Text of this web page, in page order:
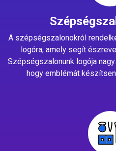
A szépségszalonokról
logóra, amely segít
Szépségszalonunk logója
hogy emblémát